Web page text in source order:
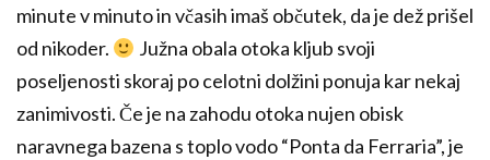
minute v minuto in včasih imaš občutek, da je dež prišel
od nikoder.
Južna obala otoka kljub svoji
poseljenosti skoraj po celotni dolžini ponuja kar nekaj
zanimivosti. Če je na zahodu otoka nujen obisk
naravnega bazena s toplo vodo “Ponta da Ferraria”, je